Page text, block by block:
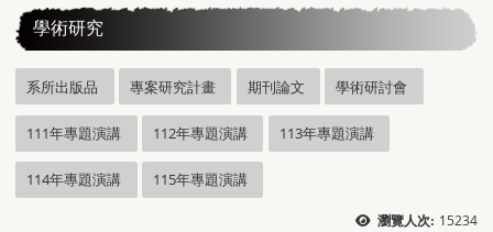
學術研究
系所出版品 專案研究計畫 期刊論文 學術研討會
111年專題演講 112年專題演講 113年專題演講
114年專題演講 115年專題演講
瀏覽人次: 15234